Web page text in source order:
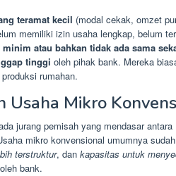
teramat kecil (modal cekak, omzet
memiliki izin usaha lengkap, belum
atau bahkan tidak ada sama
tinggi oleh pihak bank. Mereka
rumahan.
Usaha Mikro
jurang pemisah yang mendasar
mikro konvensional umumnya
terstruktur, dan kapasitas untuk
bank.